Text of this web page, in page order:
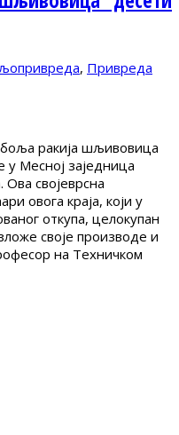
, Привреда
ракија шљивовица
у Месној заједница
својеврсна
овога краја, који у
откупа, целокупан
своје производе и
на Техничком